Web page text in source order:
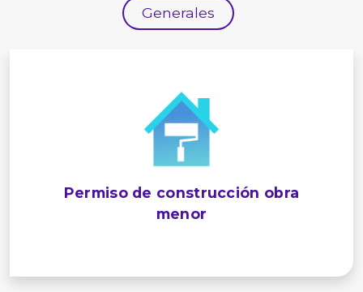
Generales
Permiso de construcción obra
menor